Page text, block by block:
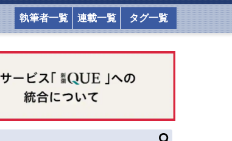
執筆者一覧 連載一覧 タグ一覧